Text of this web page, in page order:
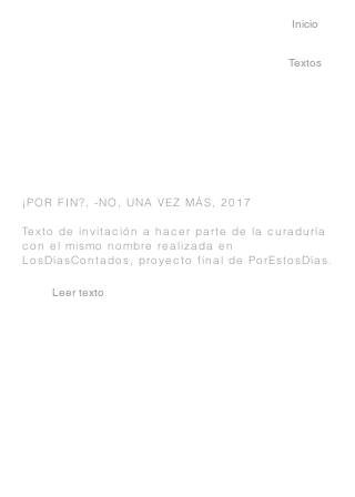
Inicio
Textos
¡POR FIN?, -NO, UNA VEZ MÁS, 2017
Texto de invitación a hacer parte de la curaduría
con el mismo nombre realizada en
LosDíasContados, proyecto final de PorEstosDías.
Leer texto